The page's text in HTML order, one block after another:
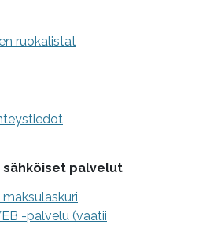
ruokalistat
sähköiset palvelut
-palvelu (vaatii